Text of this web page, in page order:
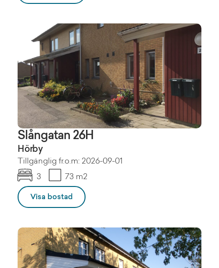
Slångatan 26H
Hörby
Tillgänglig fr.o.m: 2026-09-01
3
73 m2
Visa bostad